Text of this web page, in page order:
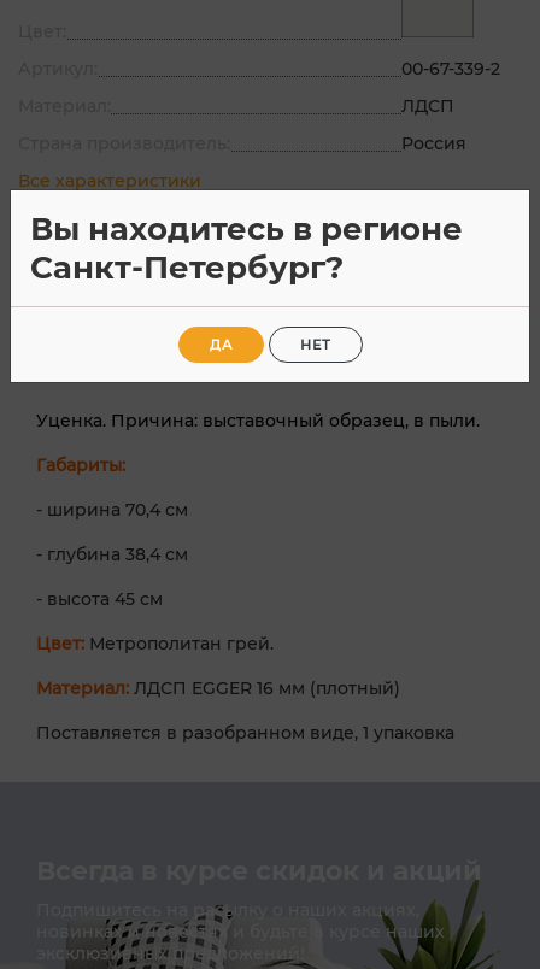
00-67-339-2
ЛДСП
Россия
Все характеристики
Уценка. Причина: выставочный образец, в пыли.
Габариты:
- ширина 70,4 см
- глубина 38,4 см
- высота 45 см
Цвет: Метрополитан грей.
Материал: ЛДСП EGGER 16 мм (плотный)
Поставляется в разобранном виде, 1 упаковка
Всегда в курсе скидок и акций
Подпишитесь на расылку о наших акциях,
новинках и новостях и будьте в курсе наших
эксклюзивных предложений!
Вы находитесь в регионе
Санкт-Петербург?
ДА НЕТ